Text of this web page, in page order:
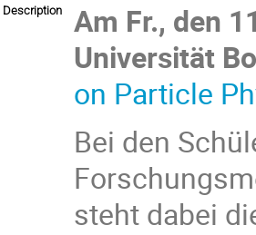
Description
Am Fr., den
Universität
on Particle
Bei den
steht dabei